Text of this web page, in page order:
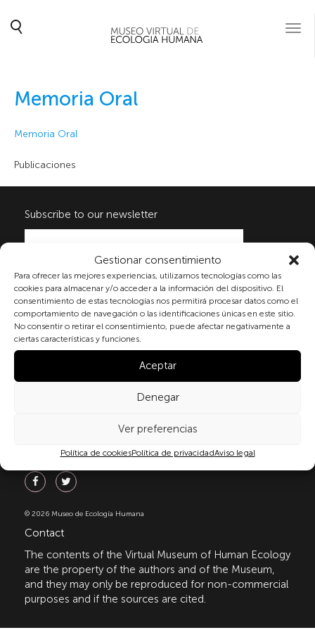
Gestionar consentimiento
Para ofrecer las mejores experiencias, utilizamos tecnologías como las
cookies para almacenar y/o acceder a la información del dispositivo. El
consentimiento de estas tecnologías nos permitirá procesar datos como el
comportamiento de navegación o las identificaciones únicas en este sitio.
No consentir o retirar el consentimiento, puede afectar negativamente a
ciertas características y funciones.
Aceptar
Denegar
Ver preferencias
Política de cookiesPolítica de privacidadAviso legal
Memoria Oral
Memoria Oral
Publicaciones
Subscribe to our newsletter
By checking the box and submitting this form, you
expressly consent to the processing of your personal
data in accordance with the current regulations on
personal data protection, in particular, as set out in
Regulation (EU) 2016/679 of the European Parliament
and of the Council of 27 April 2016 (GDPR) and
Organic Law 3/2018 of 5 December on the Protection
of Personal Data and Guarantee of Digital Rights
Follow us
© 2026 Museo de Ecología Humana
Contact
The contents of the Virtual Museum of Human Ecology
are the property of the authors and of the Museum,
and they may only be reproduced for non-commercial
purposes and if the sources are cited.